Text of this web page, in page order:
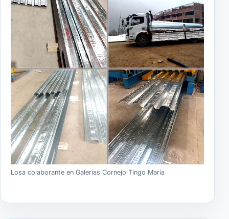
Losa colaborante en Galerias Cornejo Tingo Maria